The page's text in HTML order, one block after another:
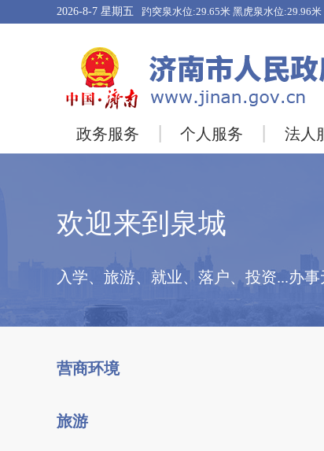
2026-8-7 星期五
政务服务 个人服务 法人
欢迎来到泉城
入学、旅游、就业、落户、投资...办事
营商环境
旅游